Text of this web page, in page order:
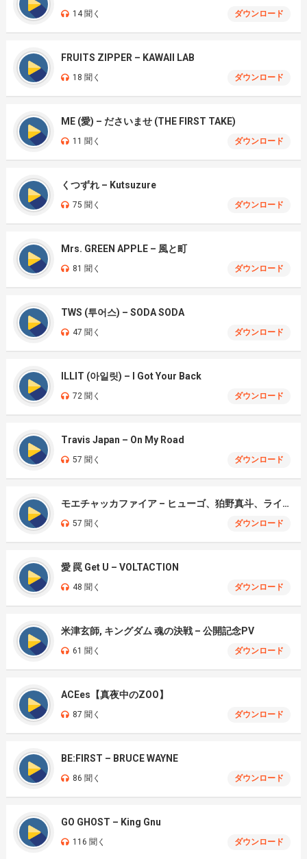
14 聞く ダウンロード
FRUITS ZIPPER – KAWAII LAB
18 聞く ダウンロード
ME (愛) – ださいませ (THE FIRST TAKE)
11 聞く ダウンロード
くつずれ – Kutsuzure
75 聞く ダウンロード
Mrs. GREEN APPLE – 風と町
81 聞く ダウンロード
TWS (투어스) – SODA SODA
47 聞く ダウンロード
ILLIT (아일릿) – I Got Your Back
72 聞く ダウンロード
Travis Japan – On My Road
57 聞く ダウンロード
モエチャッカファイア – ヒューゴ、狛野真斗、ライト、セヴェリアン (Cover )
57 聞く ダウンロード
愛 罠 Get U – VOLTACTION
48 聞く ダウンロード
米津玄師, キングダム 魂の決戦 – 公開記念PV
61 聞く ダウンロード
ACEes【真夜中のZOO】
87 聞く ダウンロード
BE:FIRST – BRUCE WAYNE
86 聞く ダウンロード
GO GHOST – King Gnu
116 聞く ダウンロード